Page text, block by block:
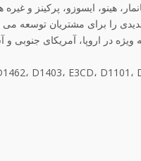
هینو، ایسوزو، پرکینز و
را برای مشتریان توسعه می
به ویژه در اروپا، آمریکای